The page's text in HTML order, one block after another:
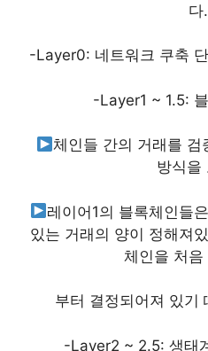
다.
-Layer0: 네트워크 쿠축
-Layer1 ~ 1.5:
체인들 간의 거래를 검
방식을
레이어1의 블록체인들
있는 거래의 양이 정해져
체인을 처음
부터 결정되어져 있기
-Layer2 ~ 2.5: 생태